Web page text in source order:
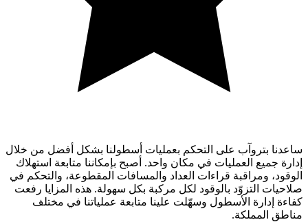
ساعدنا بتروآب على التحكم بعمليات أسطولنا بشكل أفضل من خلال
إدارة جميع العمليات في مكان واحد. أصبح بإمكاننا متابعة استهلاك
الوقود، ومراقبة قراءات العداد والمسافات المقطوعة، والتحكم في
صلاحيات التزوّد بالوقود لكل مركبة بكل سهولة. هذه المزايا رفعت
كفاءة إدارة الأسطول وسهّلت علينا متابعة عملياتنا في مختلف
مناطق المملكة.